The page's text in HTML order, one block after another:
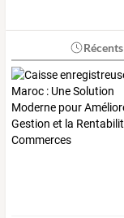
Récents